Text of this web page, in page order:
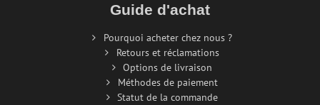
Guide d'achat
Pourquoi acheter chez nous ?
Retours et réclamations
Options de livraison
Méthodes de paiement
Statut de la commande